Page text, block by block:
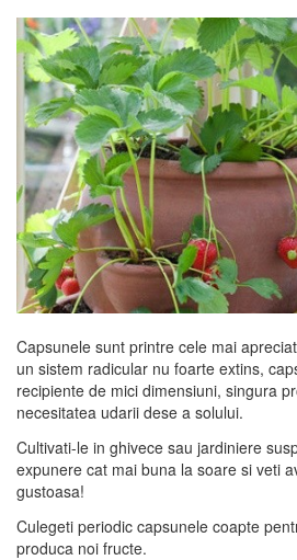
Capsunele sunt printre cele mai
un sistem radicular nu foarte extins,
recipiente de mici dimensiuni, singura
necesitatea udarii dese a solului.
Cultivati-le in ghivece sau jardiniere
expunere cat mai buna la soare si veti
gustoasa!
Culegeti periodic capsunele coapte
produca noi fructe.